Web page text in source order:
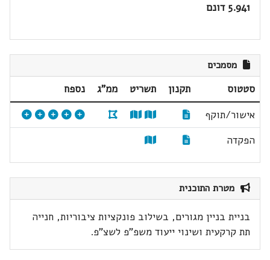
5.941 דונם
מסמכים
סטטוס תקנון תשריט ממ"ג
נספח
אישור/תוקף
הפקדה
מטרת התוכנית
בניית בניין מגורים, בשילוב פונקציות ציבוריות, חנייה
תת קרקעית ושינוי ייעוד משפ"פ לשצ"פ.